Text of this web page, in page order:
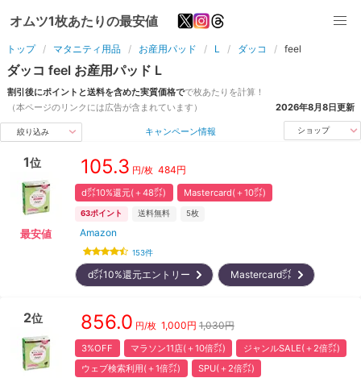
オムツ1枚あたりの最安値
トップ マタニティ用品 お産用パッド L ダッコ feel
ダッコ feel お産用パッド L
割引後にポイントと送料を含めた実質価格でで枚あたりを計算！
（本ページのリンクには広告が含まれています）
2026年8月8日更新
絞り込み キャンペーン情報 ショップ
1位
最安値
105.3 円/枚 484円
d㌽10%還元(＋48㌽) Mastercard(＋10㌽)
63ポイント 送料無料 5枚
Amazon
153件
d㌽10%還元エントリー Mastercard㌽
2位 856.0 円/枚 1,000円 1,030円
3%OFF マラソン11店(＋10倍㌽)
ジャンルSALE(＋2倍㌽)
ウェブ検索利用(＋1倍㌽)
SPU(＋2倍㌽)